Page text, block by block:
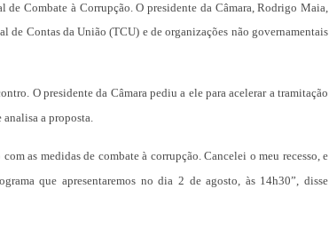
Combate à Corrupção. O presidente da Câmara, Rodrigo Maia,
de Contas da União (TCU) e de organizações não governamentais
O presidente da Câmara pediu a ele para acelerar a tramitação
analisa a proposta.
as medidas de combate à corrupção. Cancelei o meu recesso, e
que apresentaremos no dia 2 de agosto, às 14h30”, disse